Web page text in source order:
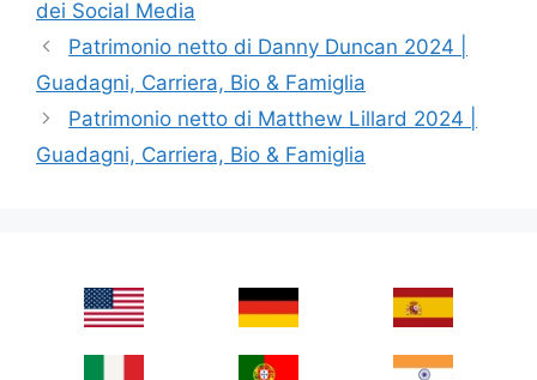
dei Social Media
Patrimonio netto di Danny Duncan 2024 |
Guadagni, Carriera, Bio & Famiglia
Patrimonio netto di Matthew Lillard 2024 |
Guadagni, Carriera, Bio & Famiglia